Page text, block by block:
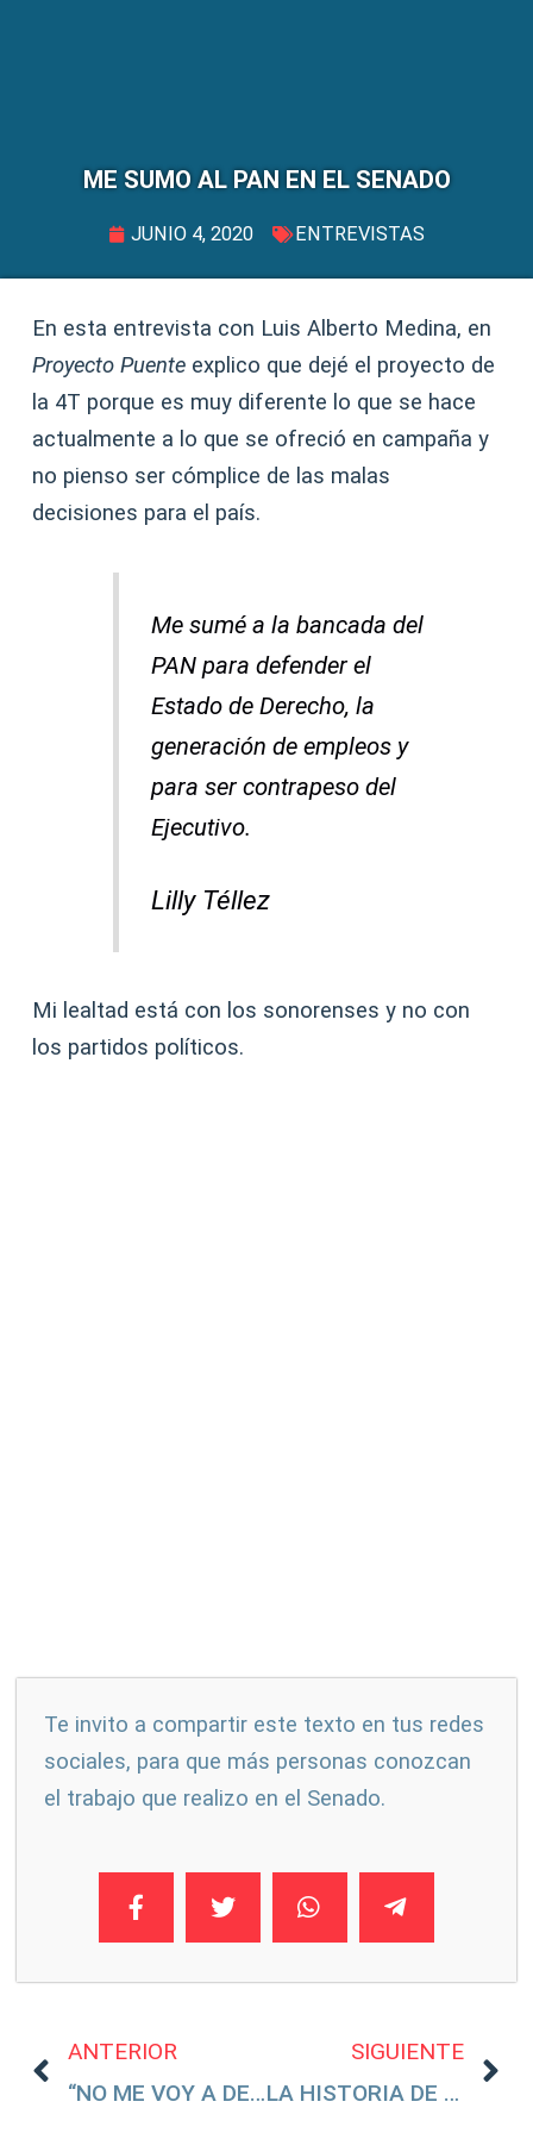
ME SUMO AL PAN EN EL SENADO
JUNIO 4, 2020 ENTREVISTAS
En esta entrevista con Luis Alberto Medina, en
Proyecto Puente explico que dejé el proyecto de
la 4T porque es muy diferente lo que se hace
actualmente a lo que se ofreció en campaña y
no pienso ser cómplice de las malas
decisiones para el país.
Me sumé a la bancada del
PAN para defender el
Estado de Derecho, la
generación de empleos y
para ser contrapeso del
Ejecutivo.
Lilly Téllez
Mi lealtad está con los sonorenses y no con
los partidos políticos.
Te invito a compartir este texto en tus redes
sociales, para que más personas conozcan
el trabajo que realizo en el Senado.
ANTERIOR
“NO ME VOY A DEJAR INTIMIDAR”
SIGUIENTE
LA HISTORIA DE FICCIÓN DE NETFLIX